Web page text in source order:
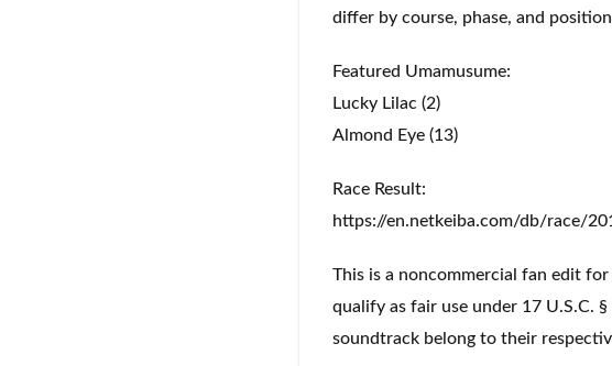
differ by course, phase, and
Featured Umamusume:
Lucky Lilac (2)
Almond Eye (13)
Race Result:
https://en.netkeiba.com/db/race/
This is a noncommercial fan edit
qualify as fair use under 17 U.S.C.
soundtrack belong to their